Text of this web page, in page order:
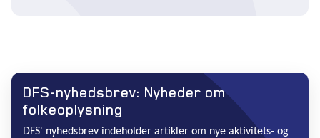
DFS-nyhedsbrev: Nyheder om
folkeoplysning
DFS' nyhedsbrev indeholder artikler om nye aktivitets- og